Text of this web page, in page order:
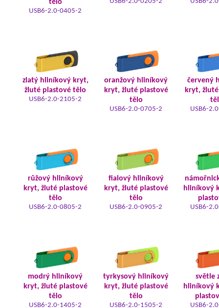
tělo
USB6-2.0-0405-2
zlatý hliníkový kryt,
žluté plastové tělo
USB6-2.0-2105-2
oranžový hliníkový
kryt, žluté plastové
tělo
USB6-2.0-0705-2
červený
kryt,
USB6-
růžový hliníkový
kryt, žluté plastové
tělo
USB6-2.0-0805-2
fialový hliníkový
kryt, žluté plastové
tělo
USB6-2.0-0905-2
hliníkový
USB6-
modrý hliníkový
kryt, žluté plastové
tělo
USB6-2.0-1405-2
tyrkysový hliníkový
kryt, žluté plastové
tělo
USB6-2.0-1505-2
světle
hliníkový
USB6-